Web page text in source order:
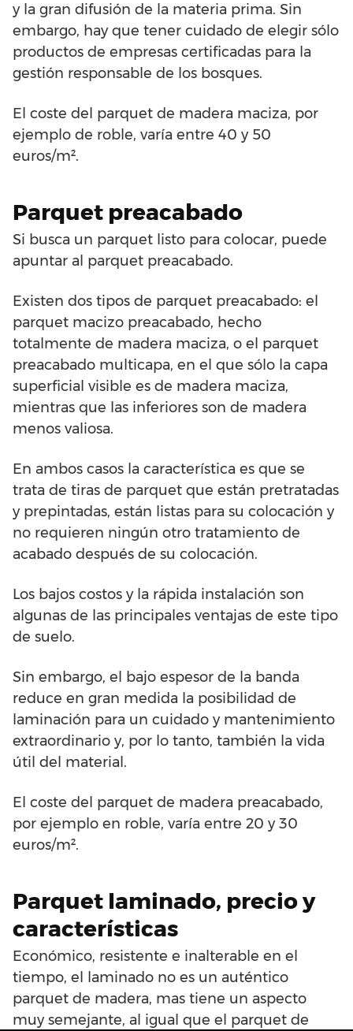
y la gran difusión de la materia prima. Sin
embargo, hay que tener cuidado de elegir sólo
productos de empresas certificadas para la
gestión responsable de los bosques.
El coste del parquet de madera maciza, por
ejemplo de roble, varía entre 40 y 50
euros/m².
Parquet preacabado
Si busca un parquet listo para colocar, puede
apuntar al parquet preacabado.
Existen dos tipos de parquet preacabado: el
parquet macizo preacabado, hecho
totalmente de madera maciza, o el parquet
preacabado multicapa, en el que sólo la capa
superficial visible es de madera maciza,
mientras que las inferiores son de madera
menos valiosa.
En ambos casos la característica es que se
trata de tiras de parquet que están pretratadas
y prepintadas, están listas para su colocación y
no requieren ningún otro tratamiento de
acabado después de su colocación.
Los bajos costos y la rápida instalación son
algunas de las principales ventajas de este tipo
de suelo.
Sin embargo, el bajo espesor de la banda
reduce en gran medida la posibilidad de
laminación para un cuidado y mantenimiento
extraordinario y, por lo tanto, también la vida
útil del material.
El coste del parquet de madera preacabado,
por ejemplo en roble, varía entre 20 y 30
euros/m².
Parquet laminado, precio y
características
Económico, resistente e inalterable en el
tiempo, el laminado no es un auténtico
parquet de madera, mas tiene un aspecto
muy semejante, al igual que el parquet de